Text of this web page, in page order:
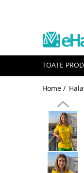
Toate Produsele
Bluze Unisex
Bluze Medicale
Bluze unisex cu
Bluze medicale uni
Halate medicale
TOATE
Home /